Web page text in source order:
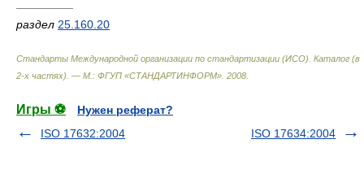
—————
раздел 25.160.20
Стандарты Международной организации по стандартизации (ИСО). Каталог (в
2-х частях). — М.: ФГУП «СТАНДАРТИНФОРМ» 2008
Игры ⚽
Нужен реферат?
ISO 17632:2004
ISO 17634:2004